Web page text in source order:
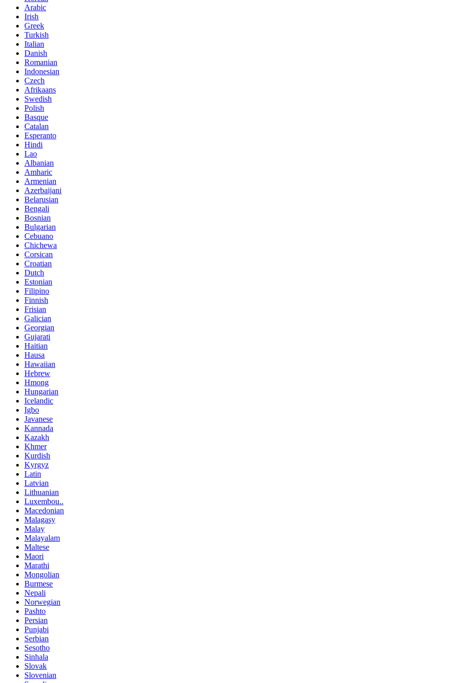
Arabic
Irish
Greek
Turkish
Italian
Danish
Romanian
Indonesian
Czech
Afrikaans
Swedish
Polish
Basque
Catalan
Esperanto
Hindi
Lao
Albanian
Amharic
Armenian
Azerbaijani
Belarusian
Bengali
Bosnian
Bulgarian
Cebuano
Chichewa
Corsican
Croatian
Dutch
Estonian
Filipino
Finnish
Frisian
Galician
Georgian
Gujarati
Haitian
Hausa
Hawaiian
Hebrew
Hmong
Hungarian
Icelandic
Igbo
Javanese
Kannada
Kazakh
Khmer
Kurdish
Kyrgyz
Latin
Latvian
Lithuanian
Luxembou..
Macedonian
Malagasy
Malay
Malayalam
Maltese
Maori
Marathi
Mongolian
Burmese
Nepali
Norwegian
Pashto
Persian
Punjabi
Serbian
Sesotho
Sinhala
Slovak
Slovenian